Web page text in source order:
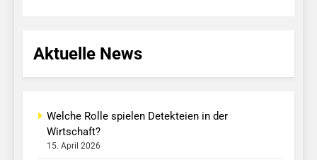
Aktuelle News
Welche Rolle spielen Detekteien in der
Wirtschaft?
15. April 2026